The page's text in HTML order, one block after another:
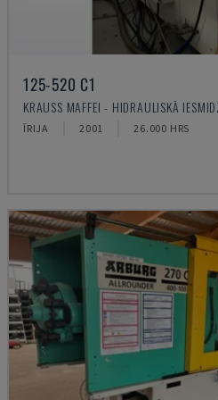
125-520 C1
KRAUSS MAFFEI - HIDRAULISKĀ
ĪRIJA 2001 26.000 HRS